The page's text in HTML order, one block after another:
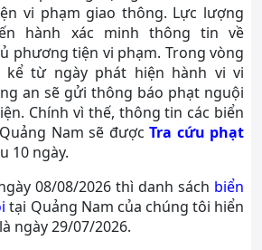
vi phạm giao thông. Lực lượng
hành xác minh thông tin về
phương tiện vi phạm. Trong vòng
kể từ ngày phát hiện hành vi vi
an sẽ gửi thông báo phạt nguội
Chính vì thế, thông tin các biển
Nam sẽ đượcTra cứu phạt
10 ngày.
08/08/2026 thì danh sách biển
tại Quảng Nam của chúng tôi hiển
ngày 29/07/2026.